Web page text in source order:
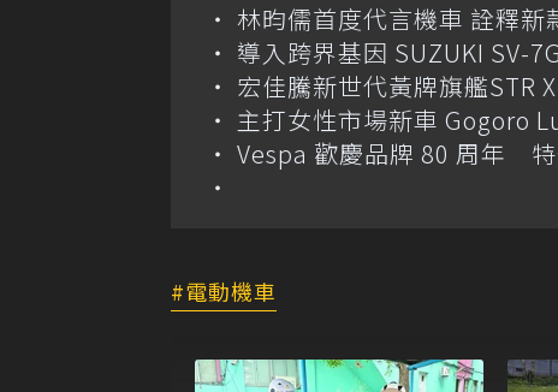
林昀儒首度代言機車 詮釋新
導入跨界基因 SUZUKI SV-
宏佳騰新世代黃牌旗艦STR
主打女性市場新車 Gogoro
Vespa 歡慶品牌 80 周年
電動機車